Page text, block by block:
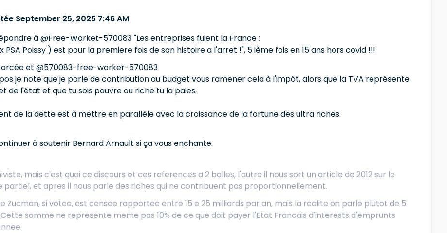
September 25, 2025 7:46 AM
à @Free-Worket-570083 "Les entreprises fuient la France :
PSA Poissy ) est pour la premiere fois de son histoire a l'arret !", 5 ième fois en 15 ans hors covid !!!
et @570083-free-worker-570083
je note que je parle de contribution au budget vous ramener cela à l'impôt, alors que la TVA représente
de l'état et que tu sois pauvre ou riche tu la paies.
de la dette est à mettre en parallèle avec la croissance de la fortune des ultra riches.
à soutenir Bernard Arnault si ça vous enchante.
mais c'est quoi ce discours et ces references a 2 balles, l'autre il nous sort un article de 2012 sur le
partiel, et apres il nous parle des riches qui ne contribuent pas proportionnellement.
Zucman, si votee, est censee rapportee entre 15 e 25 milliards par an, mais la realite on parle plutot de 5
somme ne represente meme pas 10% de ce que doit payer l'Etat Francais d'interests d'emprunts